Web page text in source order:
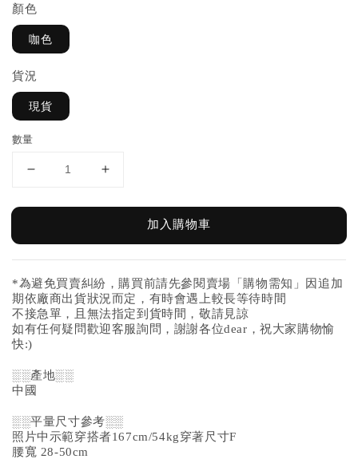
顏色
咖色
貨況
現貨
數量
加入購物車
*為避免買賣糾紛，購買前請先參閱賣場「購物需知」因追加
期依廠商出貨狀況而定，有時會遇上較長等待時間
不接急單，且無法指定到貨時間，敬請見諒
如有任何疑問歡迎客服詢問，謝謝各位dear，祝大家購物愉
快:)
░░產地░░
中國
░░平量尺寸參考░░
照片中示範穿搭者167cm/54kg穿著尺寸F
腰寬 28-50cm